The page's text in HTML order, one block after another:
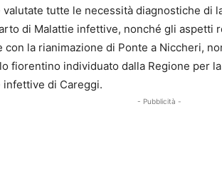
tutte le necessità diagnostiche di
di Malattie infettive, nonché gli aspetti
con la rianimazione di Ponte a Niccheri,
fiorentino individuato dalla Regione per
di Careggi.
- Pubblicità -